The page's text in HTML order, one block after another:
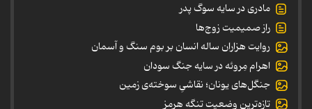
مادری در سایه سوگ پدر
راز صمیمیت زوج‌ها
روایت هزاران ساله انسان بر بوم سنگ و آسمان
اهرام مِروئه در سایه جنگ سودان
جنگل‌های یونان؛ نقاشیِ سوخته‌ی زمین
تازه‌ترین وضعیت تنگه هرمز